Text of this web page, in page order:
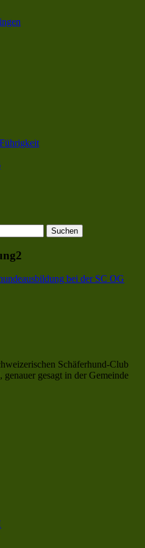
bei der SC OG
Schäferhund-Club
gesagt in der Gemeinde